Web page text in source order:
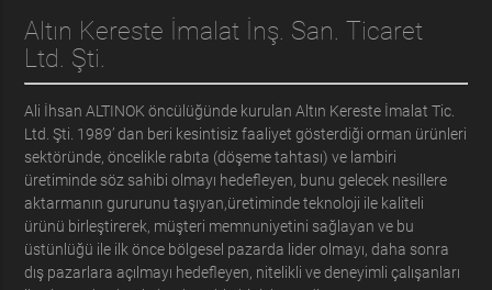
Altın Kereste İmalat İnş. San. Ticaret
Ltd. Şti.
Ali İhsan ALTINOK öncülüğünde kurulan Altın Kereste İmalat Tic.
Ltd. Şti. 1989’ dan beri kesintisiz faaliyet gösterdiği orman ürünleri
sektöründe, öncelikle rabıta (döşeme tahtası) ve lambiri
üretiminde söz sahibi olmayı hedefleyen, bunu gelecek nesillere
aktarmanın gururunu taşıyan,üretiminde teknoloji ile kaliteli
ürünü birleştirerek, müşteri memnuniyetini sağlayan ve bu
üstünlüğü ile ilk önce bölgesel pazarda lider olmayı, daha sonra
dış pazarlara açılmayı hedefleyen, nitelikli ve deneyimli çalışanları